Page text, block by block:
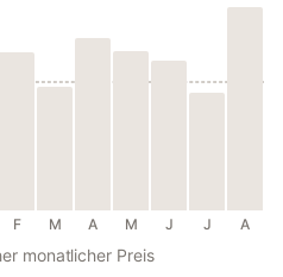
F M A M J J A
monatlicher Preis